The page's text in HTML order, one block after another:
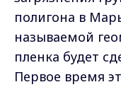
полигона в
называемой
пленка будет
Первое время